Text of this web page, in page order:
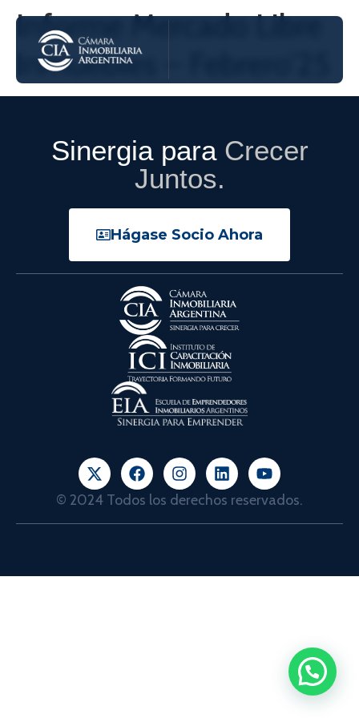
Informe Mercado Libre
Inmuebles – Febrero’25
Sinergia para Crecer
Juntos.
Hágase Socio Ahora
© 2024 Todos los derechos reservados.